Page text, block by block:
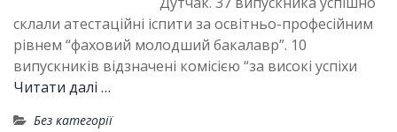
склали атестаційні іспити за освітньо-професійним
рівнем “фаховий молодший бакалавр”. 10
випускників відзначені комісією “за високі успіхи
Читати далі …
Без категорії